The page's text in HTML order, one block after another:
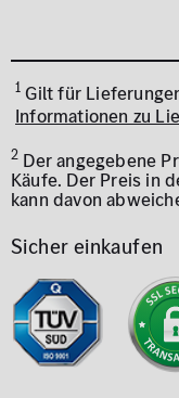
1 Gilt für
Informationen zu
2 Der angegebene
Käufe. Der Preis in
kann davon
Sicher einkaufen